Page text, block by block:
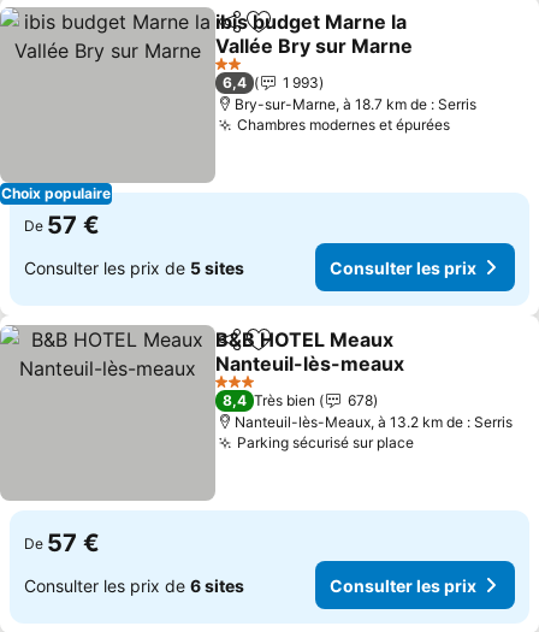
Choix populaire
PartagerAjouter à mes favoris
ibis budget Marne la
Vallée Bry sur Marne
Consulter les prix
2 Étoiles
6,4
1 993
Bry-sur-Marne, à 18.7 km de : Serris
Chambres modernes et épurées
De 57 €
Consulter les prix de 5 sites Consulter les prix
PartagerAjouter à mes favoris
B&B HOTEL Meaux
Nanteuil-lès-meaux
Consulter les prix
3 Étoiles
8,4 Très bien
678
Nanteuil-lès-Meaux, à 13.2 km de : Serris
Parking sécurisé sur placeConsulter les
De 57 €
Consulter les prix de 6 sites Consulter les prix